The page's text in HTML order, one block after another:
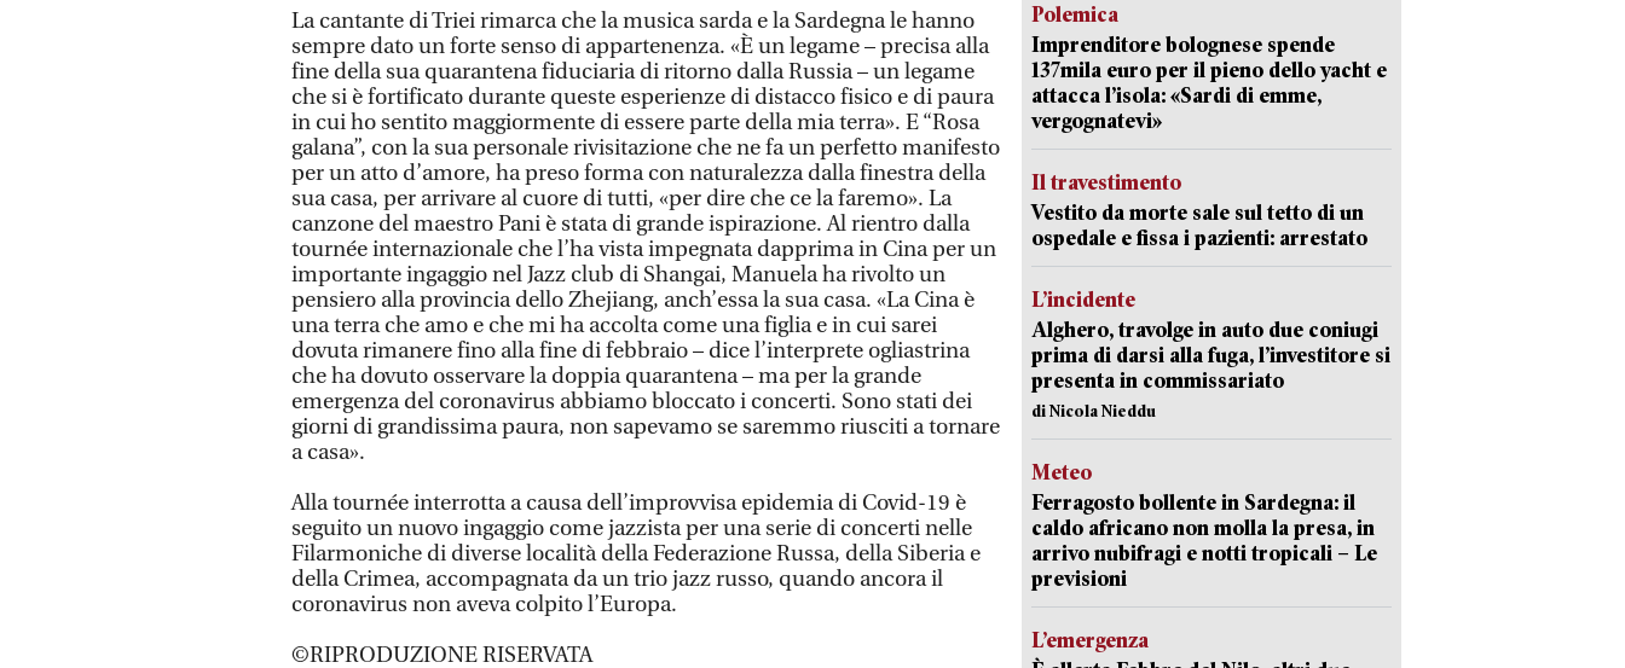
La cantante di Triei rimarca che la musica sarda e la Sardegna le hanno
sempre dato un forte senso di appartenenza. «È un legame – precisa alla
fine della sua quarantena fiduciaria di ritorno dalla Russia – un legame
che si è fortificato durante queste esperienze di distacco fisico e di paura
in cui ho sentito maggiormente di essere parte della mia terra». E “Rosa
galana”, con la sua personale rivisitazione che ne fa un perfetto manifesto
per un atto d’amore, ha preso forma con naturalezza dalla finestra della
sua casa, per arrivare al cuore di tutti, «per dire che ce la faremo». La
canzone del maestro Pani è stata di grande ispirazione. Al rientro dalla
tournée internazionale che l’ha vista impegnata dapprima in Cina per un
importante ingaggio nel Jazz club di Shangai, Manuela ha rivolto un
pensiero alla provincia dello Zhejiang, anch’essa la sua casa. «La Cina è
una terra che amo e che mi ha accolta come una figlia e in cui sarei
dovuta rimanere fino alla fine di febbraio – dice l’interprete ogliastrina
che ha dovuto osservare la doppia quarantena – ma per la grande
emergenza del coronavirus abbiamo bloccato i concerti. Sono stati dei
giorni di grandissima paura, non sapevamo se saremmo riusciti a tornare
a casa».
Alla tournée interrotta a causa dell’improvvisa epidemia di Covid-19 è
seguito un nuovo ingaggio come jazzista per una serie di concerti nelle
Filarmoniche di diverse località della Federazione Russa, della Siberia e
della Crimea, accompagnata da un trio jazz russo, quando ancora il
coronavirus non aveva colpito l’Europa.
©RIPRODUZIONE RISERVATA
Polemica
Imprenditore bolognese spende
137mila euro per il pieno dello yacht e
attacca l’isola: «Sardi di emme,
vergognatevi»
Il travestimento
Vestito da morte sale sul tetto di un
ospedale e fissa i pazienti: arrestato
L’incidente
Alghero, travolge in auto due coniugi
prima di darsi alla fuga, l’investitore si
presenta in commissariato
di Nicola Nieddu
Meteo
Ferragosto bollente in Sardegna: il
caldo africano non molla la presa, in
arrivo nubifragi e notti tropicali – Le
previsioni
L’emergenza